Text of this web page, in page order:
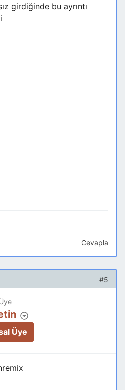
girdiğinde bu ayrıntı
Cevapla
#5
Üye